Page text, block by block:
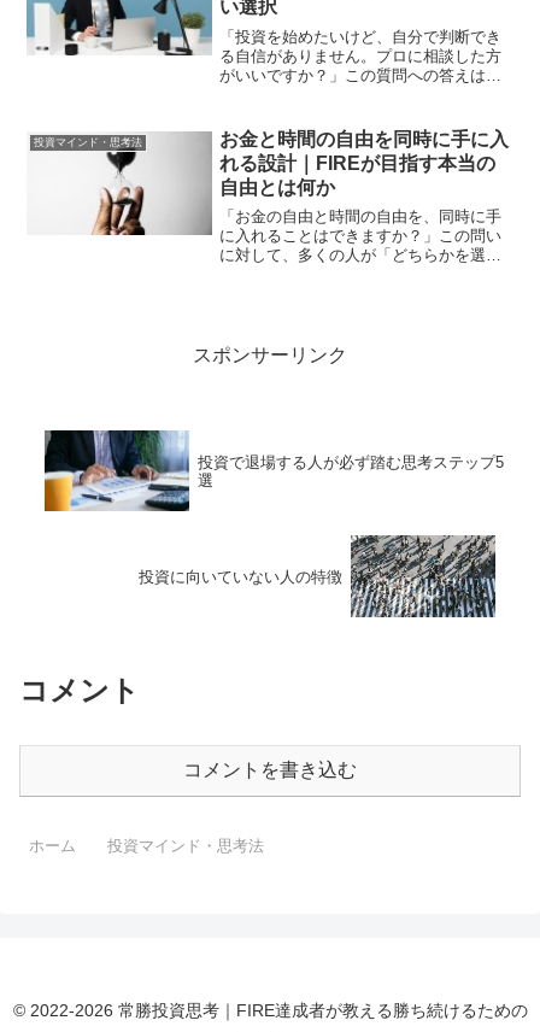
い選択
「投資を始めたいけど、自分で判断でき
る自信がありません。プロに相談した方
がいいですか？」この質問への答えは条
しかし投資を始めたばかりの段階・また
は複雑な状況に直面した段...
投資マインド・思考法
お金と時間の自由を同時に手に入
れる設計｜FIREが目指す本当の
自由とは何か
「お金の自由と時間の自由を、同時に手
に入れることはできますか？」この問い
に対して、多くの人が「どちらかを選ぶ
スポンサーリンク
投資で退場する人が必ず踏む思考ステップ5
選
投資に向いていない人の特徴
コメント
コメントを書き込む
ホーム 投資マインド・思考法
© 2022-2026 常勝投資思考｜FIRE達成者が教える勝ち続けるための